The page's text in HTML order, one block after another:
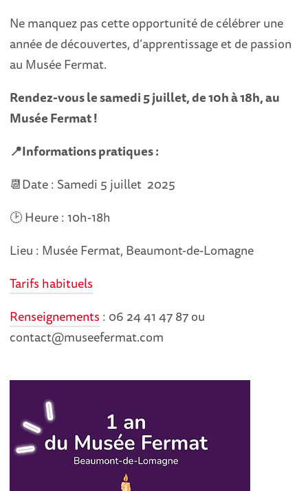
Ne manquez pas cette opportunité de célébrer une
année de découvertes, d’apprentissage et de passion
au Musée Fermat.
Rendez-vous le samedi 5 juillet, de 10h à 18h, au
Musée Fermat !
📍Informations pratiques :
📆Date : Samedi 5 juillet 2025
🕑 Heure : 10h-18h
Lieu : Musée Fermat, Beaumont-de-Lomagne
Tarifs habituels
Renseignements : 06 24 41 47 87 ou
contact@museefermat.com